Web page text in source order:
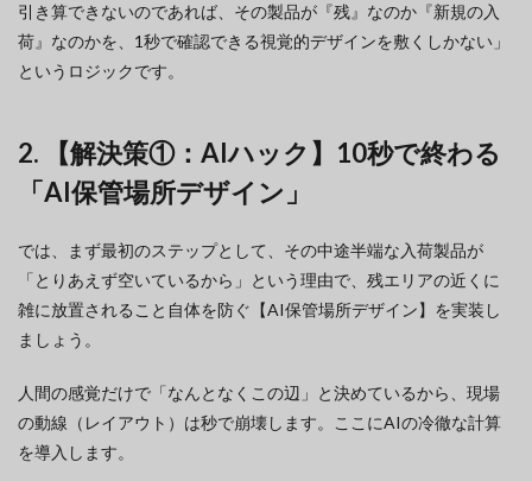
引き算できないのであれば、その製品が『残』なのか『新規の入
荷』なのかを、1秒で確認できる視覚的デザインを敷くしかない」
というロジックです。
2. 【解決策①：AIハック】10秒で終わる
「AI保管場所デザイン」
では、まず最初のステップとして、その中途半端な入荷製品が
「とりあえず空いているから」という理由で、残エリアの近くに
雑に放置されること自体を防ぐ【AI保管場所デザイン】を実装し
ましょう。
人間の感覚だけで「なんとなくこの辺」と決めているから、現場
の動線（レイアウト）は秒で崩壊します。ここにAIの冷徹な計算
を導入します。